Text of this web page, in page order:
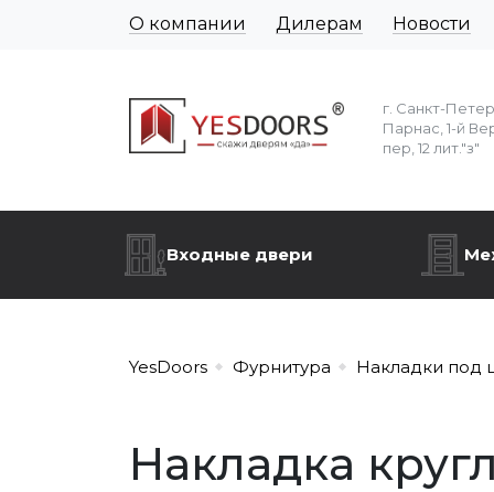
О компании Дилерам Новости
г. Санкт-
Парнас, 1-й
пер, 12 лит."з"
Входные двери
YesDoors Фурнитура Накладки под
Накладка